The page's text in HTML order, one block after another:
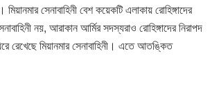
সেনাবাহিনী বেশ কয়েকটি এলাকায় রোহিঙ্গাদের
নয়, আরাকান আর্মির সদস্যরাও রোহিঙ্গাদের নিরাপদ
রেখেছে মিয়ানমার সেনাবাহিনী। এতে আতঙ্কিত